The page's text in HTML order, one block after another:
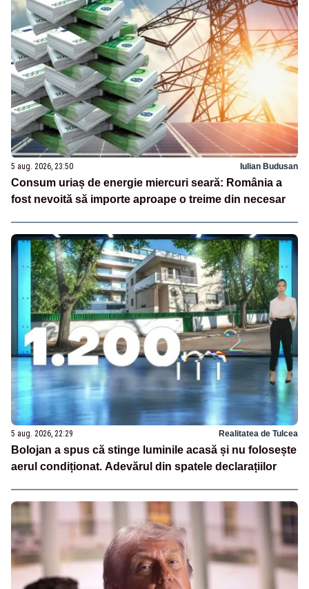
5 aug. 2026, 23:50 Iulian Budusan
Consum uriaș de energie miercuri seară: România a
fost nevoită să importe aproape o treime din necesar
5 aug. 2026, 22:29 Realitatea de Tulcea
Bolojan a spus că stinge luminile acasă și nu folosește
aerul condiționat. Adevărul din spatele declarațiilor